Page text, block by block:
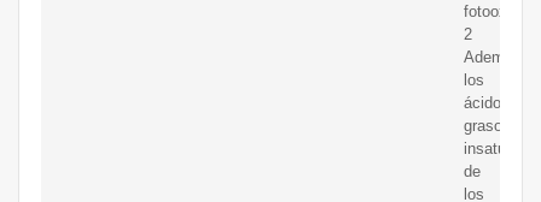
2
Además,
los
ácidos
grasos
de
los